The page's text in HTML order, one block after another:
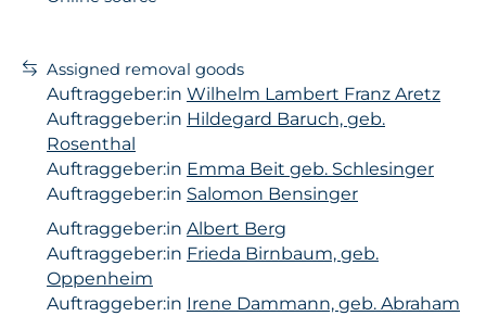
Assigned removal goods
Auftraggeber:in Wilhelm Lambert Franz Aretz
Auftraggeber:in Hildegard Baruch, geb.
Rosenthal
Auftraggeber:in Emma Beit geb. Schlesinger
Auftraggeber:in Salomon Bensinger
Auftraggeber:in Albert Berg
Auftraggeber:in Frieda Birnbaum, geb.
Oppenheim
Auftraggeber:in Irene Dammann, geb. Abraham